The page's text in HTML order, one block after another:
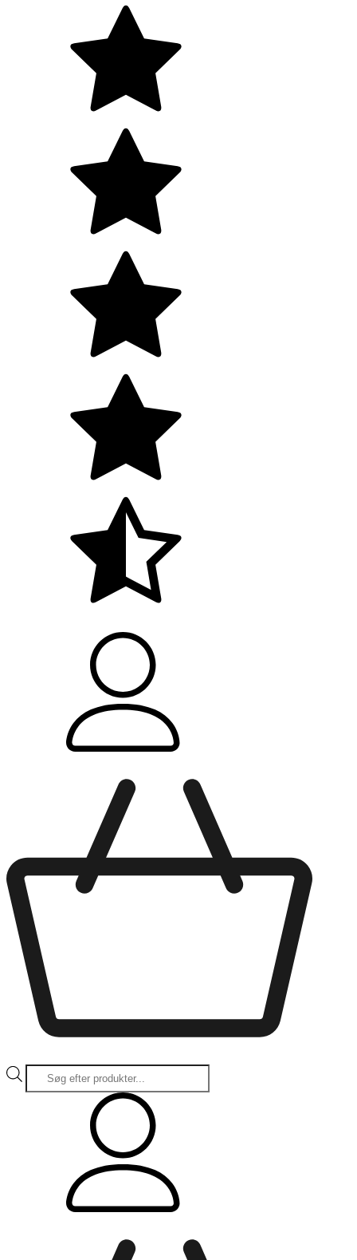
Products
search